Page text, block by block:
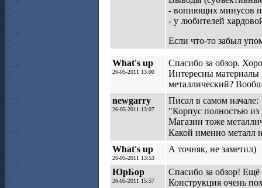
- вопиющих минусов
- у любителей
Если что-то забыл
What's up
26-05-2011 13:00
Спасибо за обзор.
Интересны материалы
металлический?
newgarry
26-05-2011 13:07
Писал в самом начале:
"Корпус полностью из
Магазин тоже
Какой именно металл
What's up
26-05-2011 13:53
А точняк, не заметил)
ЮрБор
26-05-2011 15:57
Спасибо за обзор!
Конструкция очень